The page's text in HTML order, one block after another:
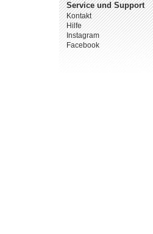
Service und Support
Kontakt
Hilfe
Instagram
Facebook